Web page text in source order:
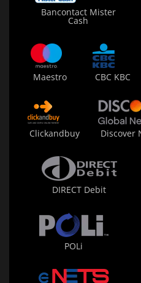
Bancontact Mister
Cash
Maestro CBC KBC
Clickandbuy Discover
DIRECT Debit
POLi